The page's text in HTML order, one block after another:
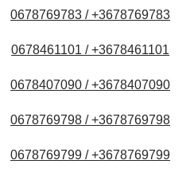
0678769783 / +3678769783
0678461101 / +3678461101
0678407090 / +3678407090
0678769798 / +3678769798
0678769799 / +3678769799